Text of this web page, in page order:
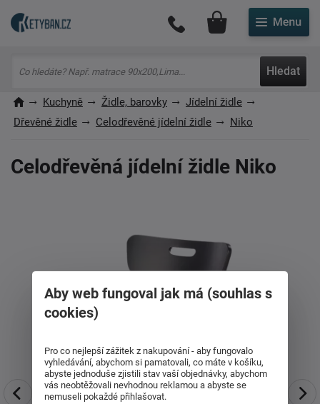
Hledat
Můj účet
Kuchyně Židle, barovky
Jídelní židle
Dřevěné židle
Celodřevěné jídelní židle Niko
Celodřevěná jídelní židle Niko
Aby web fungoval jak má (souhlas s
cookies)
Pro co nejlepší zážitek z nakupování - aby fungovalo
vyhledávání, abychom si pamatovali, co máte v košíku,
abyste jednoduše zjistili stav vaší objednávky, abychom
vás neobtěžovali nevhodnou reklamou a abyste se
nemuseli pokaždé přihlašovat.